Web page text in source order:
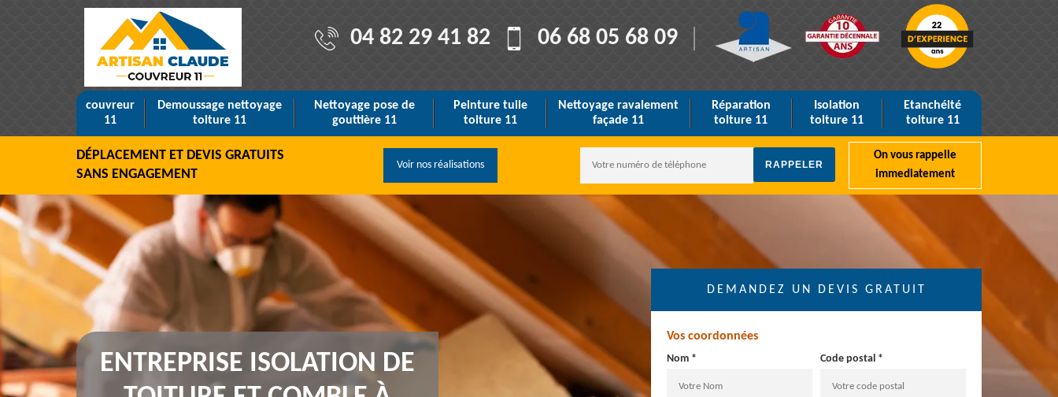
04 82 29 41 82 06 68 05 68 09
couvreur
11
Demoussage nettoyage
toiture 11
Nettoyage pose de
gouttière 11
Peinture tuile
toiture 11
Nettoyage ravalement
façade 11
Réparation
toiture 11
Isolation
toiture 11
Etanchéité
toiture 11
DÉPLACEMENT ET DEVIS GRATUITS
SANS ENGAGEMENT
Voir nos réalisations
On vous rappelle
immediatement
ENTREPRISE ISOLATION DE
DEMANDEZ UN DEVIS GRATUIT
Vos coordonnées
Nom * Code postal *